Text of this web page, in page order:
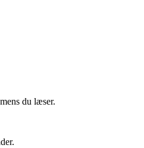
du læser.